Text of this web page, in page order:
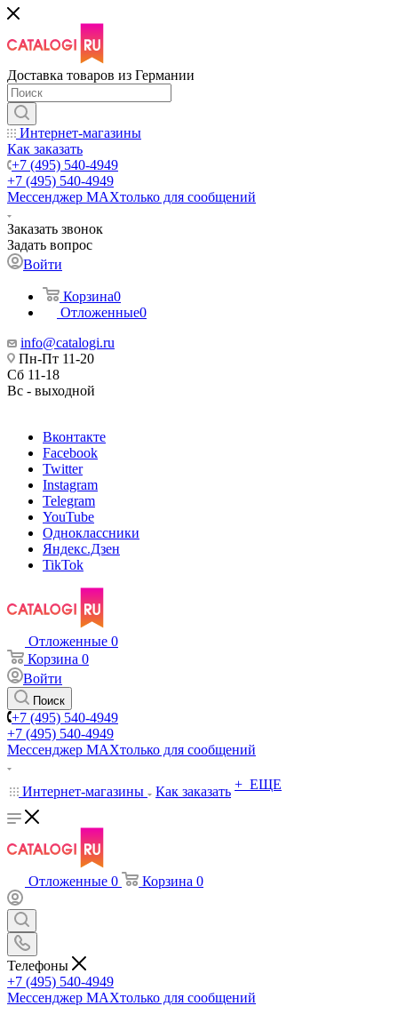
Доставка товаров из Германии
Интернет-магазины
Как заказать
+7 (495) 540-4949
+7 (495) 540-4949
Мессенджер МАХтолько для сообщений
Заказать звонок
Задать вопрос
Войти
Корзина0
Отложенные0
info@catalogi.ru
Пн-Пт 11-20
Сб 11-18
Вс - выходной
Вконтакте
Facebook
Twitter
Instagram
Telegram
YouTube
Одноклассники
Яндекс.Дзен
TikTok
Отложенные 0
Корзина 0
Войти
Поиск
+7 (495) 540-4949
+7 (495) 540-4949
Мессенджер МАХтолько для сообщений
Интернет-магазины Как заказать + ЕЩЕ
Отложенные 0 Корзина 0
Телефоны
+7 (495) 540-4949
Мессенджер МАХтолько для сообщений